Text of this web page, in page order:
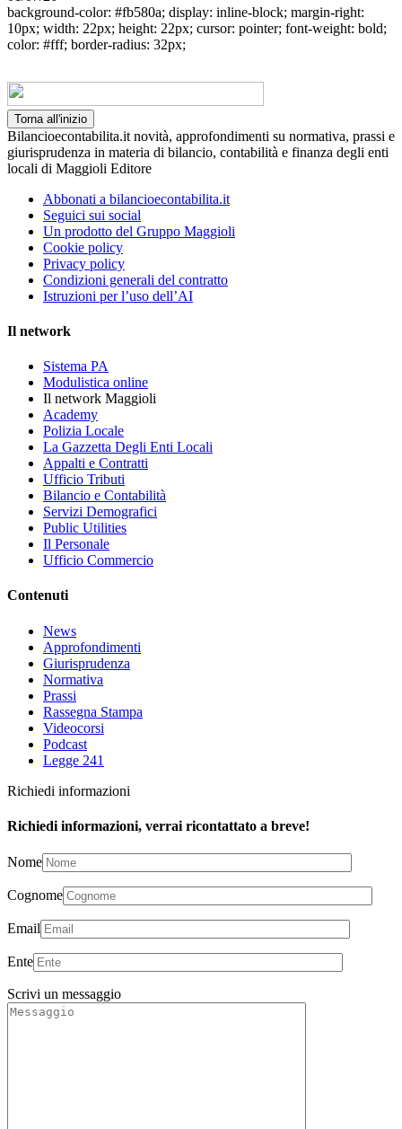
background-color: #fb580a; display: inline-block; margin-right:
10px; width: 22px; height: 22px; cursor: pointer; font-weight: bold;
color: #fff; border-radius: 32px;
Torna all'inizio
Bilancioecontabilita.it novità, approfondimenti su normativa, prassi e
giurisprudenza in materia di bilancio, contabilità e finanza degli enti
locali di Maggioli Editore
Abbonati a bilancioecontabilita.it
Seguici sui social
Un prodotto del Gruppo Maggioli
Cookie policy
Privacy policy
Condizioni generali del contratto
Istruzioni per l’uso dell’AI
Il network
Sistema PA
Modulistica online
Il network Maggioli
Academy
Polizia Locale
La Gazzetta Degli Enti Locali
Appalti e Contratti
Ufficio Tributi
Bilancio e Contabilità
Servizi Demografici
Public Utilities
Il Personale
Ufficio Commercio
Contenuti
News
Approfondimenti
Giurisprudenza
Normativa
Prassi
Rassegna Stampa
Videocorsi
Podcast
Legge 241
Richiedi informazioni
Richiedi informazioni, verrai ricontattato a breve!
Nome
Cognome
Email
Ente
Scrivi un messaggio